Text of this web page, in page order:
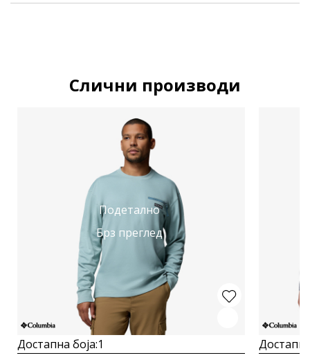
Слични производи
Подетално
Брз преглед
Достапна боја:1